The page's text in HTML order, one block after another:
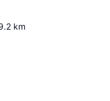
km